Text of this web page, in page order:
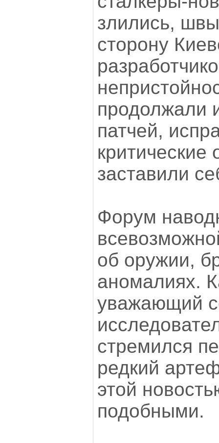
злились,
сторону
продолжали
патчей,
критические
заставили
Форум
об оружии,
аномалиях.
уважающий
стремился
редкий
этой
подобными.